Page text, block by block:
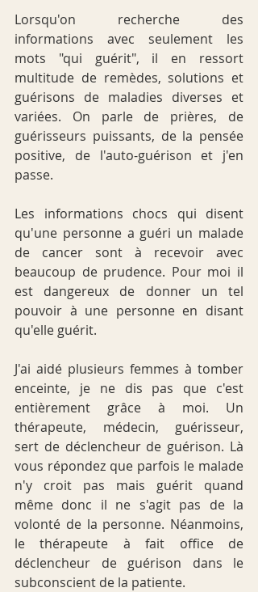
Lorsqu'on recherche des
informations avec seulement les
mots "qui guérit", il en ressort
multitude de remèdes, solutions et
guérisons de maladies diverses et
variées. On parle de prières, de
guérisseurs puissants, de la pensée
positive, de l'auto-guérison et j'en
passe.
Les informations chocs qui disent
qu'une personne a guéri un malade
de cancer sont à recevoir avec
beaucoup de prudence. Pour moi il
est dangereux de donner un tel
pouvoir à une personne en disant
qu'elle guérit.
J'ai aidé plusieurs femmes à tomber
enceinte, je ne dis pas que c'est
entièrement grâce à moi. Un
thérapeute, médecin, guérisseur,
sert de déclencheur de guérison. Là
vous répondez que parfois le malade
n'y croit pas mais guérit quand
même donc il ne s'agit pas de la
volonté de la personne. Néanmoins,
le thérapeute à fait office de
déclencheur de guérison dans le
subconscient de la patiente.